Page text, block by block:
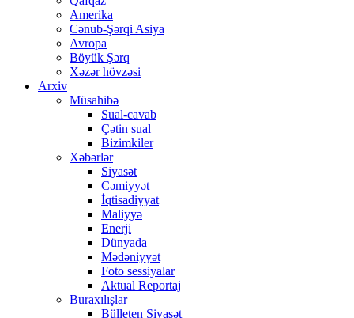
Amerika
Cənub-Şərqi Asiya
Avropa
Böyük Şərq
Xəzər hövzəsi
Arxiv
Müsahibə
Sual-cavab
Çətin sual
Bizimkiler
Xəbərlər
Siyasət
Cəmiyyət
İqtisadiyyat
Maliyyə
Enerji
Dünyada
Mədəniyyət
Foto sessiyalar
Aktual Reportaj
Buraxılışlar
Bülleten Siyasət